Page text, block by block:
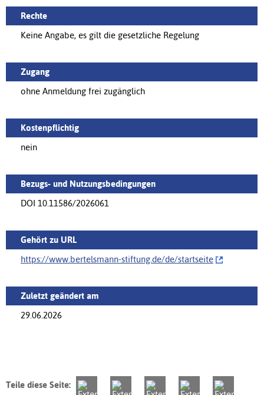
Rechte
Keine Angabe, es gilt die gesetzliche Regelung
Zugang
ohne Anmeldung frei zugänglich
Kostenpflichtig
nein
Bezugs- und Nutzungsbedingungen
DOI 10.11586/2026061
Gehört zu URL
https://www.bertelsmann-stiftung.de/de/‌startseite
Zuletzt geändert am
29.06.2026
Teile diese Seite: